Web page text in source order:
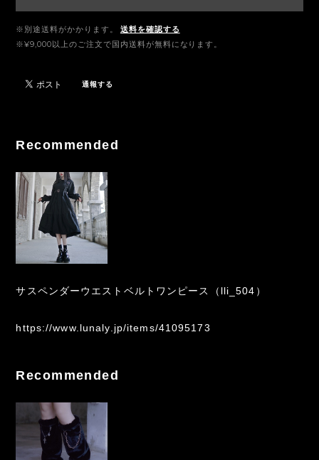
※別途送料がかかります。
送料を確認する
※¥9,000以上のご注文で国内送料が無料になります。
通報する
Recommended
サスペンダーウエストベルトワンピース（lli_504）
https://www.lunaly.jp/items/41095173
Recommended